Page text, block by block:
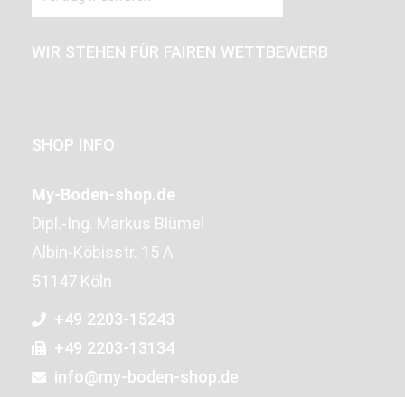
WIR STEHEN FÜR FAIREN WETTBEWERB
SHOP INFO
My-Boden-shop.de
Dipl.-Ing. Markus Blümel
Albin-Köbisstr. 15 A
51147 Köln
+49 2203-15243
+49 2203-13134
info@my-boden-shop.de